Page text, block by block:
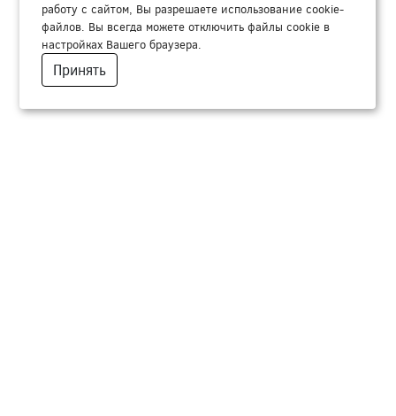
работу с сайтом, Вы разрешаете использование cookie-
файлов. Вы всегда можете отключить файлы cookie в
настройках Вашего браузера.
Принять